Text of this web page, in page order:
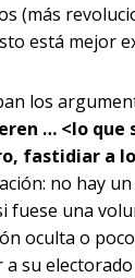
(más
está mejor
los
… <lo que
fastidiar a
no hay un
fuese una
oculta o
su